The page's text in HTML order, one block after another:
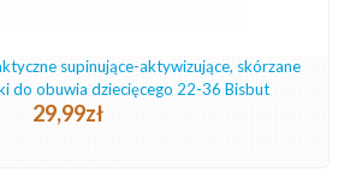
supinujące-aktywizujące, skórzane
do obuwia dziecięcego 22-36 Bisbut
29,99zł